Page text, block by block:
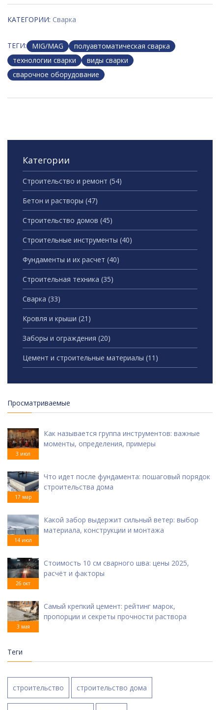
КАТЕГОРИИ: Сварка
ТЕГИ: MIG/MAG
полуавтоматическая сварка
технологии сварки
виды сварки
сварочное оборудование
Категории
Строительство и ремонт (54)
Бетон и растворы (47)
Строительство домов (45)
Строительные инструменты (40)
Фундаменты и их расчет (40)
Строительная техника (35)
Сварка (33)
Кровля и крыши (21)
Заборы и ограждения (20)
Цемент и строительные материалы (11)
Просматриваемые
3 июл
Как называется группа инструментов: важные
моменты, определения, примеры
17 мар
Что идет после фундамента: пошаговый порядок
строительства дома
14 июл
Какой забор выдержит сильный ветер: выбор
материала, конструкции и монтажа
26 окт
Стоимость 10 см сварного шва: цены 2025,
расчёт и факторы
3 мая
Самый крепкий цемент: рейтинг марок,
пропорции и секреты прочности раствора
Теги
строительство строительство дома